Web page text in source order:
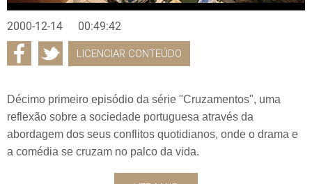
2000-12-14 00:49:42
LICENCIAR CONTEÚDO
Décimo primeiro episódio da série "Cruzamentos", uma
reflexão sobre a sociedade portuguesa através da
abordagem dos seus conflitos quotidianos, onde o drama e
a comédia se cruzam no palco da vida.